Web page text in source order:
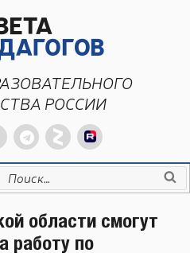
РОССИИ
Искать:
области смогут
работу по